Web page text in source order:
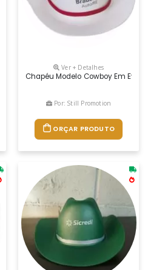
Impressão Em Transfer, Acabamento
Ver + Detalhes
Chapéu Modelo Cowboy Em Eva,
Por: Still Promotion
ORÇAR PRODUTO